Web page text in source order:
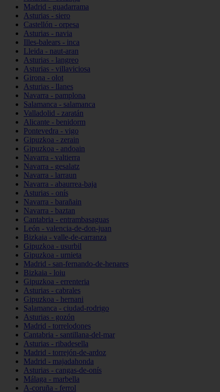
Madrid - guadarrama
Asturias - siero
Castellón - orpesa
Asturias - navia
Illes-balears - inca
Lleida - naut-aran
Asturias - langreo
Asturias - villaviciosa
Girona - olot
Asturias - llanes
Navarra - pamplona
Salamanca - salamanca
Valladolid - zaratán
Alicante - benidorm
Pontevedra - vigo
Gipuzkoa - zerain
Gipuzkoa - andoain
Navarra - valtierra
Navarra - gesalatz
Navarra - larraun
Navarra - abaurrea-baja
Asturias - onís
Navarra - barañain
Navarra - baztan
Cantabria - entrambasaguas
León - valencia-de-don-juan
Bizkaia - valle-de-carranza
Gipuzkoa - usurbil
Gipuzkoa - urnieta
Madrid - san-fernando-de-henares
Bizkaia - loiu
Gipuzkoa - errenteria
Asturias - cabrales
Gipuzkoa - hernani
Salamanca - ciudad-rodrigo
Asturias - gozón
Madrid - torrelodones
Cantabria - santillana-del-mar
Asturias - ribadesella
Madrid - torrejón-de-ardoz
Madrid - majadahonda
Asturias - cangas-de-onís
Málaga - marbella
A-coruña - ferrol